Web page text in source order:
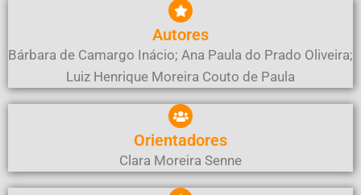
Autores
Bárbara de Camargo Inácio; Ana Paula do Prado Oliveira;
Luiz Henrique Moreira Couto de Paula
Orientadores
Clara Moreira Senne